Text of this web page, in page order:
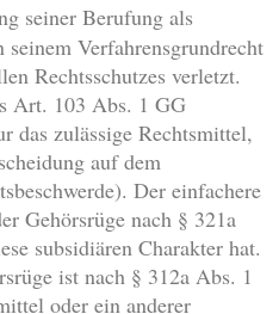
seiner Berufung als
Verfahrensgrundrecht
Rechtsschutzes verletzt.
Art. 103 Abs. 1 GG
das zulässige Rechtsmittel,
auf dem
Der einfachere
Gehörsrüge nach § 321a
subsidiären Charakter hat.
ist nach § 312a Abs. 1
oder ein anderer